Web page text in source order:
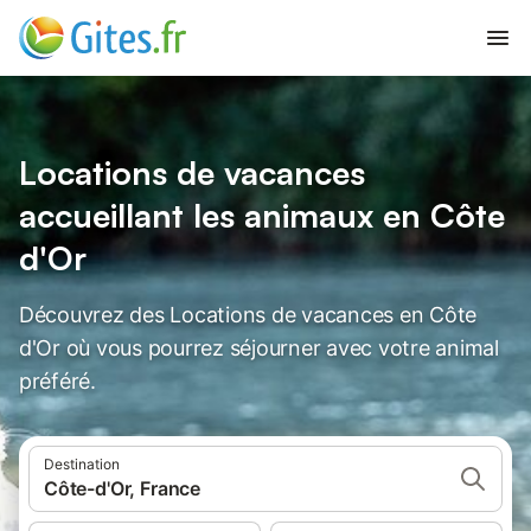
Locations de vacances
accueillant les animaux en Côte
d'Or
Découvrez des Locations de vacances en Côte
d'Or où vous pourrez séjourner avec votre animal
préféré.
Destination
Côte-d'Or, France